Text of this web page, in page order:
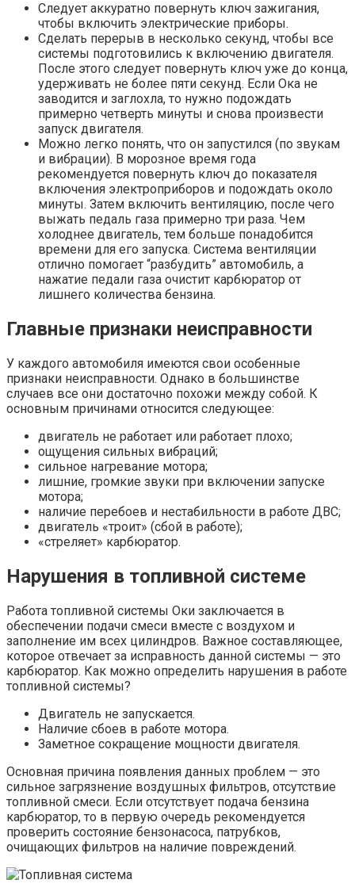
Следует аккуратно повернуть ключ зажигания,
чтобы включить электрические приборы.
Сделать перерыв в несколько секунд, чтобы все
системы подготовились к включению двигателя.
После этого следует повернуть ключ уже до конца,
удерживать не более пяти секунд. Если Ока не
заводится и заглохла, то нужно подождать
примерно четверть минуты и снова произвести
запуск двигателя.
Можно легко понять, что он запустился (по звукам
и вибрации). В морозное время года
рекомендуется повернуть ключ до показателя
включения электроприборов и подождать около
минуты. Затем включить вентиляцию, после чего
выжать педаль газа примерно три раза. Чем
холоднее двигатель, тем больше понадобится
времени для его запуска. Система вентиляции
отлично помогает “разбудить” автомобиль, а
нажатие педали газа очистит карбюратор от
лишнего количества бензина.
Главные признаки неисправности
У каждого автомобиля имеются свои особенные
признаки неисправности. Однако в большинстве
случаев все они достаточно похожи между собой. К
основным причинами относится следующее:
двигатель не работает или работает плохо;
ощущения сильных вибраций;
сильное нагревание мотора;
лишние, громкие звуки при включении запуске
мотора;
наличие перебоев и нестабильности в работе ДВС;
двигатель «троит» (сбой в работе);
«стреляет» карбюратор.
Нарушения в топливной системе
Работа топливной системы Оки заключается в
обеспечении подачи смеси вместе с воздухом и
заполнение им всех цилиндров. Важное составляющее,
которое отвечает за исправность данной системы — это
карбюратор. Как можно определить нарушения в работе
топливной системы?
Двигатель не запускается.
Наличие сбоев в работе мотора.
Заметное сокращение мощности двигателя.
Основная причина появления данных проблем — это
сильное загрязнение воздушных фильтров, отсутствие
топливной смеси. Если отсутствует подача бензина
карбюратор, то в первую очередь рекомендуется
проверить состояние бензонасоса, патрубков,
очищающих фильтров на наличие повреждений.